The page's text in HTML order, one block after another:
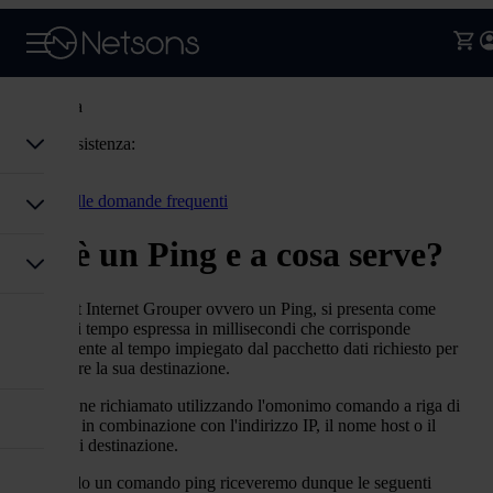
Assistenza
Codice assistenza:
Torna alle domande frequenti
Cos'è un Ping e a cosa serve?
Un Packet Internet Grouper ovvero un Ping, si presenta come
un'unità di tempo espressa in millisecondi che corrisponde
effettivamente al tempo impiegato dal pacchetto dati richiesto per
raggiungere la sua destinazione.
Il ping viene richiamato utilizzando l'omonimo comando a riga di
comando, in combinazione con l'indirizzo IP, il nome host o il
dominio di destinazione.
Effettuando un comando ping riceveremo dunque le seguenti